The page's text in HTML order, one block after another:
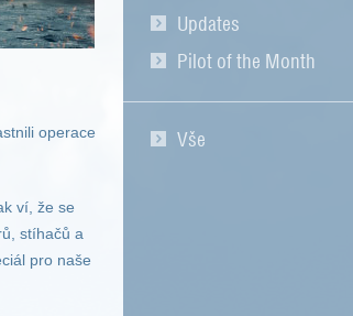
Updates
Pilot of the Month
Vše
operace
ví, že se
stíhačů a
pro naše